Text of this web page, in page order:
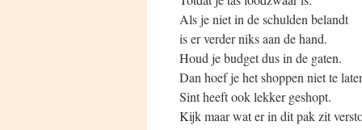
Als je niet in de schulden belandt
is er verder niks aan de hand.
Houd je budget dus in de gaten.
Dan hoef je het shoppen niet te
Sint heeft ook lekker geshopt.
Kijk maar wat er in dit pak zit